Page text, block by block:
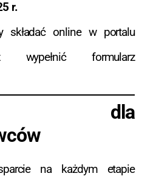
r.
składać online w portalu
formularz
dla
na każdym etapie